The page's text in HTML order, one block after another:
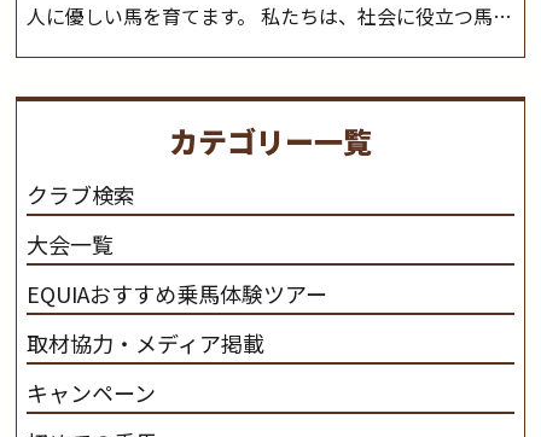
人に優しい馬を育てます。 私たちは、社会に役立つ馬を
生産します。 私たちは、馬や人々に癒しとなる環境を守
さと魅力を追求します。 私たちは、馬の品種と血統にこ
だわります。 私たちは、乗用馬の質の向上を目指し、生
産･育成･調教を一貫して行います。カナディアンキャ
ンプ乗馬クラブ九州のツアー情報はこちら
カテゴリー一覧
クラブ検索
大会一覧
EQUIAおすすめ乗馬体験ツアー
取材協力・メディア掲載
キャンペーン